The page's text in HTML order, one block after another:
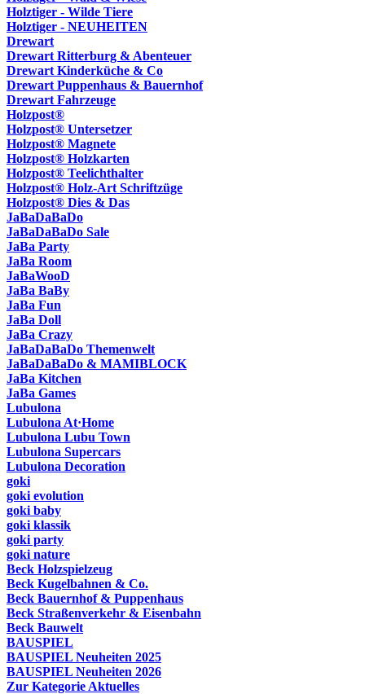
Holztiger - Wilde Tiere
Holztiger - NEUHEITEN
Drewart
Drewart Ritterburg & Abenteuer
Drewart Kinderküche & Co
Drewart Puppenhaus & Bauernhof
Drewart Fahrzeuge
Holzpost®
Holzpost® Untersetzer
Holzpost® Magnete
Holzpost® Holzkarten
Holzpost® Teelichthalter
Holzpost® Holz-Art Schriftzüge
Holzpost® Dies & Das
JaBaDaBaDo
JaBaDaBaDo Sale
JaBa Party
JaBa Room
JaBaWooD
JaBa BaBy
JaBa Fun
JaBa Doll
JaBa Crazy
JaBaDaBaDo Themenwelt
JaBaDaBaDo & MAMIBLOCK
JaBa Kitchen
JaBa Games
Lubulona
Lubulona At·Home
Lubulona Lubu Town
Lubulona Supercars
Lubulona Decoration
goki
goki evolution
goki baby
goki klassik
goki party
goki nature
Beck Holzspielzeug
Beck Kugelbahnen & Co.
Beck Bauernhof & Puppenhaus
Beck Straßenverkehr & Eisenbahn
Beck Bauwelt
BAUSPIEL
BAUSPIEL Neuheiten 2025
BAUSPIEL Neuheiten 2026
Zur Kategorie Aktuelles